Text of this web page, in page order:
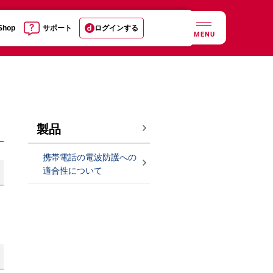
サポート ログインする
MENU
製品
携帯電話の電波防護への
適合性について